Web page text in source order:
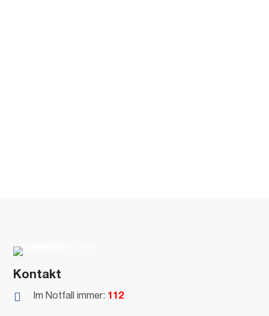
Kontakt
 Im Notfall immer: 112